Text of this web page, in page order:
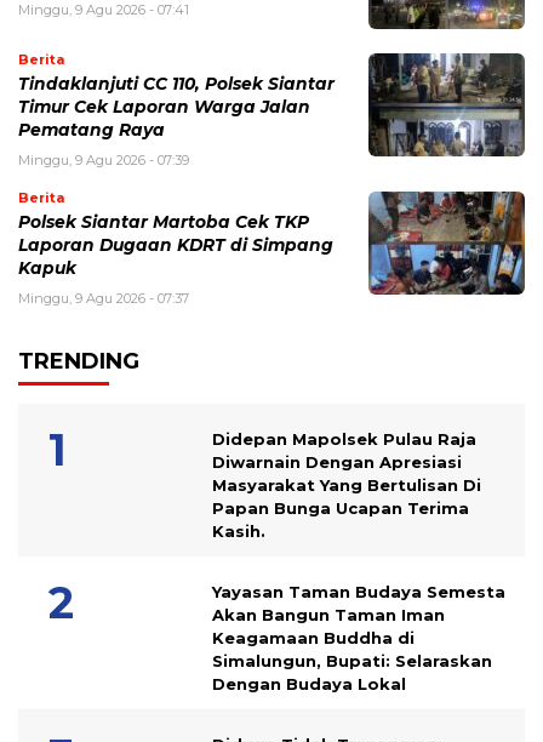
Minggu, 9 Agu 2026 - 07:41
Berita
Tindaklanjuti CC 110, Polsek Siantar
Timur Cek Laporan Warga Jalan
Pematang Raya
Minggu, 9 Agu 2026 - 07:39
Berita
Polsek Siantar Martoba Cek TKP
Laporan Dugaan KDRT di Simpang
Kapuk
Minggu, 9 Agu 2026 - 07:37
TRENDING
Didepan Mapolsek Pulau Raja
Diwarnain Dengan Apresiasi
Masyarakat Yang Bertulisan Di
Papan Bunga Ucapan Terima
Kasih.
Yayasan Taman Budaya Semesta
Akan Bangun Taman Iman
Keagamaan Buddha di
Simalungun, Bupati: Selaraskan
Dengan Budaya Lokal